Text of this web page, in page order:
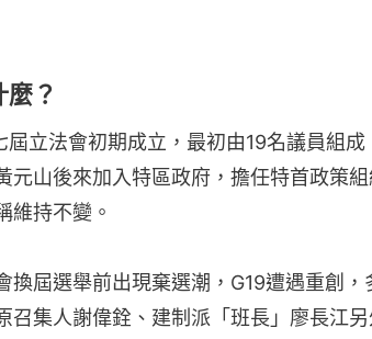
？
屆立法會初期成立，最初由19名議員組
元山後來加入特區政府，擔任特首政策
維持不變。
換屆選舉前出現棄選潮，G19遭遇重創
召集人謝偉銓、建制派「班長」廖長江